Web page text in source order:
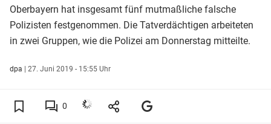
Oberbayern hat insgesamt fünf mutmaßliche falsche
Polizisten festgenommen. Die Tatverdächtigen arbeiteten
in zwei Gruppen, wie die Polizei am Donnerstag mitteilte.
dpa | 27. Juni 2019 - 15:55 Uhr
0